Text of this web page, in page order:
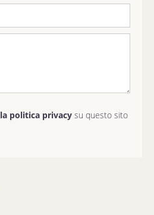
la politica privacy su questo sito